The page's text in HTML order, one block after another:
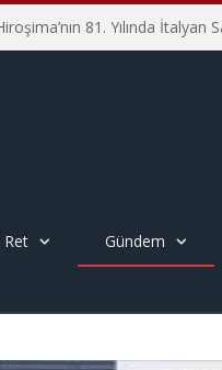
Ret Gündem